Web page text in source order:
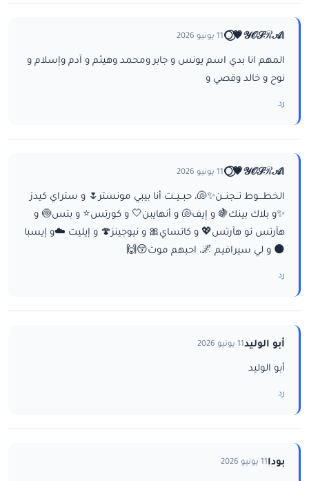
ا𝒴𝒪𝒮ℛ𝒜💗⃝🌕 11 يونيو 2026
المهم انا بدي اسم يونس و جابر ومحمد وهيثم و آدم وإسلام و
نوح و خالد وقصي و
رد
ا𝒴𝒪𝒮ℛ𝒜💗⃝🌕 11 يونيو 2026
الخطـــوط تــجنــن✨🐚، حبــيــت أنا بيبي مونستر🌷 و ستراي كيدز
✨و بلاك بينك🍇 و إيف🐚 و أنهايبن🤍 و كورتس⭐ و بتس🍥 و
هآرتس تو هآرتس💖 و كاتساي🎀 و نيوجينز🍄 و إيليت ☁️و إيسبا
🌑 و لي سيرافيم 🌌، احبهم موت😚🙌
رد
أبو الوليد11 يونيو 2026
أبو الوليد
رد
بودا11 يونيو 2026